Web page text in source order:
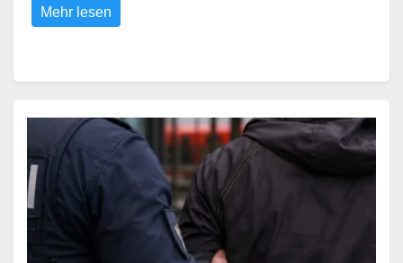
Mehr lesen